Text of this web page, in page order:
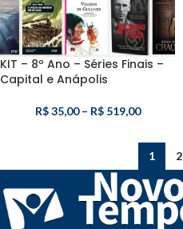
KIT – 8º Ano – Séries Finais –
Capital e Anápolis
R$35,00 – R$519,00
1 2